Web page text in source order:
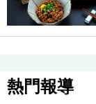
熱門報導